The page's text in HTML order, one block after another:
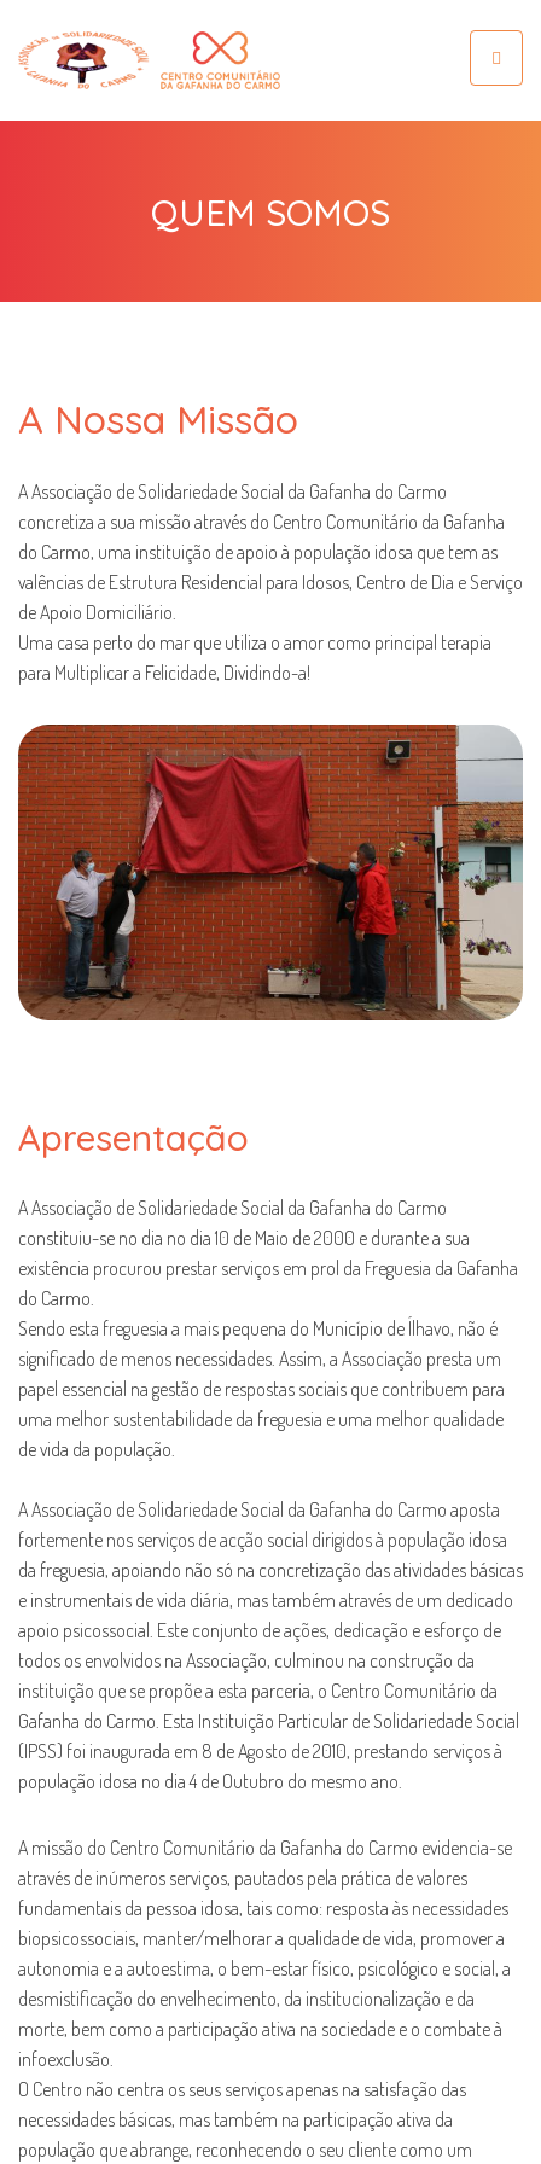
Toggle
QUEM SOMOS
A Nossa Missão
A Associação de Solidariedade Social da Gafanha do Carmo
concretiza a sua missão através do Centro Comunitário da Gafanha
do Carmo, uma instituição de apoio à população idosa que tem as
valências de Estrutura Residencial para Idosos, Centro de Dia e Serviço
de Apoio Domiciliário.
Uma casa perto do mar que utiliza o amor como principal terapia
para Multiplicar a Felicidade, Dividindo-a!
Apresentação
A Associação de Solidariedade Social da Gafanha do Carmo
constituiu-se no dia no dia 10 de Maio de 2000 e durante a sua
existência procurou prestar serviços em prol da Freguesia da Gafanha
do Carmo.
Sendo esta freguesia a mais pequena do Município de Ílhavo, não é
significado de menos necessidades. Assim, a Associação presta um
papel essencial na gestão de respostas sociais que contribuem para
uma melhor sustentabilidade da freguesia e uma melhor qualidade
de vida da população.
A Associação de Solidariedade Social da Gafanha do Carmo aposta
fortemente nos serviços de acção social dirigidos à população idosa
da freguesia, apoiando não só na concretização das atividades básicas
e instrumentais de vida diária, mas também através de um dedicado
apoio psicossocial. Este conjunto de ações, dedicação e esforço de
todos os envolvidos na Associação, culminou na construção da
instituição que se propõe a esta parceria, o Centro Comunitário da
Gafanha do Carmo. Esta Instituição Particular de Solidariedade Social
(IPSS) foi inaugurada em 8 de Agosto de 2010, prestando serviços à
população idosa no dia 4 de Outubro do mesmo ano.
A missão do Centro Comunitário da Gafanha do Carmo evidencia-se
através de inúmeros serviços, pautados pela prática de valores
fundamentais da pessoa idosa, tais como: resposta às necessidades
biopsicossociais, manter/melhorar a qualidade de vida, promover a
autonomia e a autoestima, o bem-estar físico, psicológico e social, a
desmistificação do envelhecimento, da institucionalização e da
morte, bem como a participação ativa na sociedade e o combate à
infoexclusão.
O Centro não centra os seus serviços apenas na satisfação das
necessidades básicas, mas também na participação ativa da
população que abrange, reconhecendo o seu cliente como um